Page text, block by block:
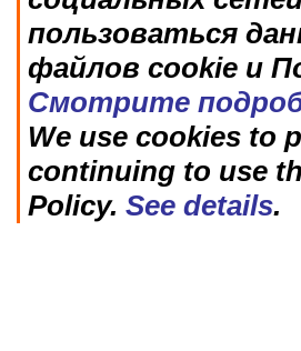
пользоваться
файлов cookie и
Смотрите
We use cookies to
continuing to use
Policy. See details.